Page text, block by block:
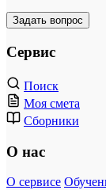
Задать вопрос
Сервис
Поиск
Моя смета
Сборники
О нас
О сервисе